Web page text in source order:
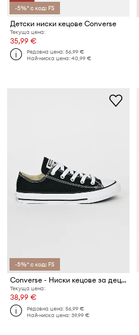
-5%* с код: FS
Детски ниски кецове Converse
Текуща цена:
35,99 €
Редовна цена:56,99 €
Най-ниска цена:40,99 €
-5%* с код: FS
Converse - Ниски кецове за деца
Текуща цена:
38,99 €
Редовна цена:56,99 €
Най-ниска цена:39,99 €